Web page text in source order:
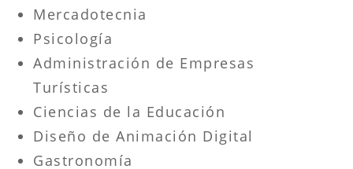
Mercadotecnia
Psicología
Administración de Empresas
Turísticas
Ciencias de la Educación
Diseño de Animación Digital
Gastronomía